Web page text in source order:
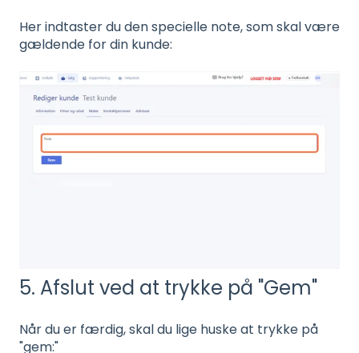
Her indtaster du den specielle note, som skal være
gældende for din kunde:
5. Afslut ved at trykke på "Gem"
Når du er færdig, skal du lige huske at trykke på
"gem:"